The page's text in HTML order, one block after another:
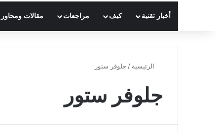
أخبار تقنية كيف مراجعات مقالات ومحاور
الرئيسية / جلوفر ستور
جلوفر ستور